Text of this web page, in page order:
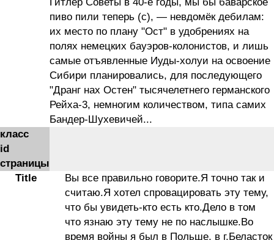
Гитлер Советы в 40-е годы, мы бы баварское
пиво пили теперь (с), — невдомёк дебилам:
их место по плану "Ост" в удобрениях на
полях немецких бауэров-колонистов, и лишь
самые отъявленные Иуды-холуи на освоение
Сибири планировались, для последующего
"Дранг нах Остен" тысячелетнего германского
Рейха-3, немногим количеством, типа самих
Бандер-Шухевичей...
класс
id
страницы
Title
Вы все правильно говорите.Я точно так и
считаю.Я хотел спровацировать эту тему,
что бы увидеть-кто есть кто.Дело в том
что язнаю эту тему не по наслышке.Во
время войны я был в Польше, в г.Беласток